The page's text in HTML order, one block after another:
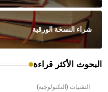
شراء النسخة الورقية
البحوث الأكثر قراءة
التقنيات (التكنولوجية)